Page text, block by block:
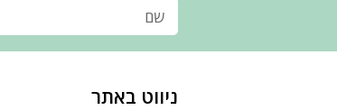
ניווט באתר